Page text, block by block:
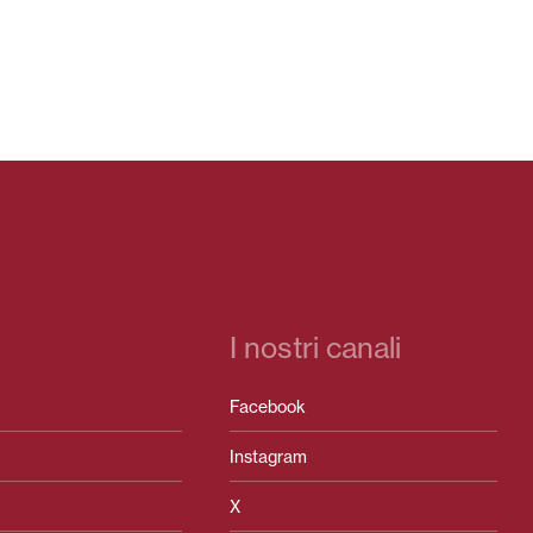
I nostri canali
Facebook
Instagram
X